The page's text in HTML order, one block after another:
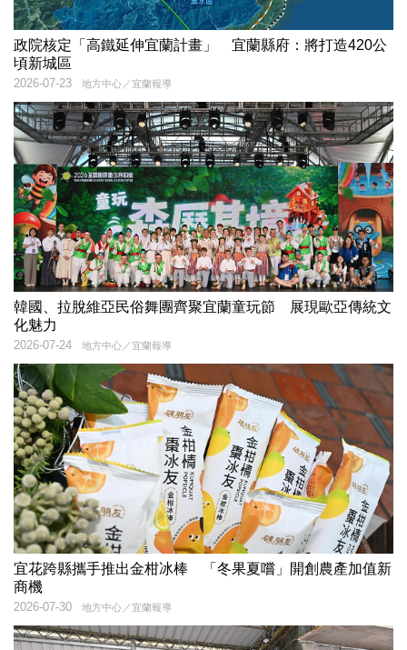
政院核定「高鐵延伸宜蘭計畫」 宜蘭縣府：將打造420公
頃新城區
地方中心／宜蘭報導
2026-07-23
韓國、拉脫維亞民俗舞團齊聚宜蘭童玩節 展現歐亞傳統文
化魅力
地方中心／宜蘭報導
2026-07-24
宜花跨縣攜手推出金柑冰棒 「冬果夏嚐」開創農產加值新
商機
地方中心／宜蘭報導
2026-07-30